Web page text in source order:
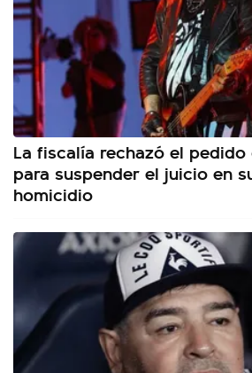
La fiscalía rechazó el pedido
para suspender el juicio en
homicidio